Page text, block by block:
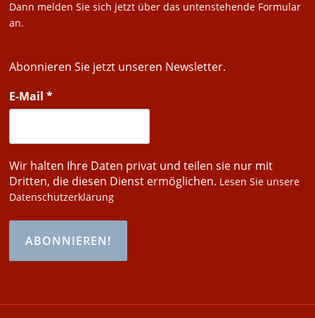
Dann melden Sie sich jetzt über das untenstehende Formular
an.
Abonnieren Sie jetzt unseren Newsletter.
E-Mail*
Wir halten Ihre Daten privat und teilen sie nur mit
Dritten, die diesen Dienst ermöglichen. Lesen Sie unsere
Datenschutzerklärung